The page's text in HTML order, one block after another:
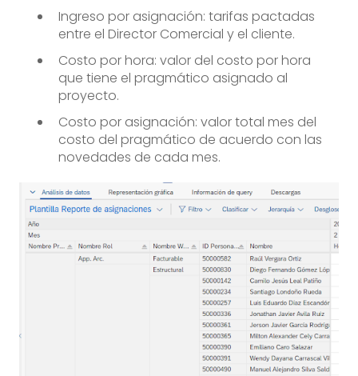
Ingreso por asignación: tarifas pactadas
entre el Director Comercial y el cliente.
Costo por hora: valor del costo por hora
que tiene el pragmático asignado al
proyecto.
Costo por asignación: valor total mes del
costo del pragmático de acuerdo con las
novedades de cada mes.